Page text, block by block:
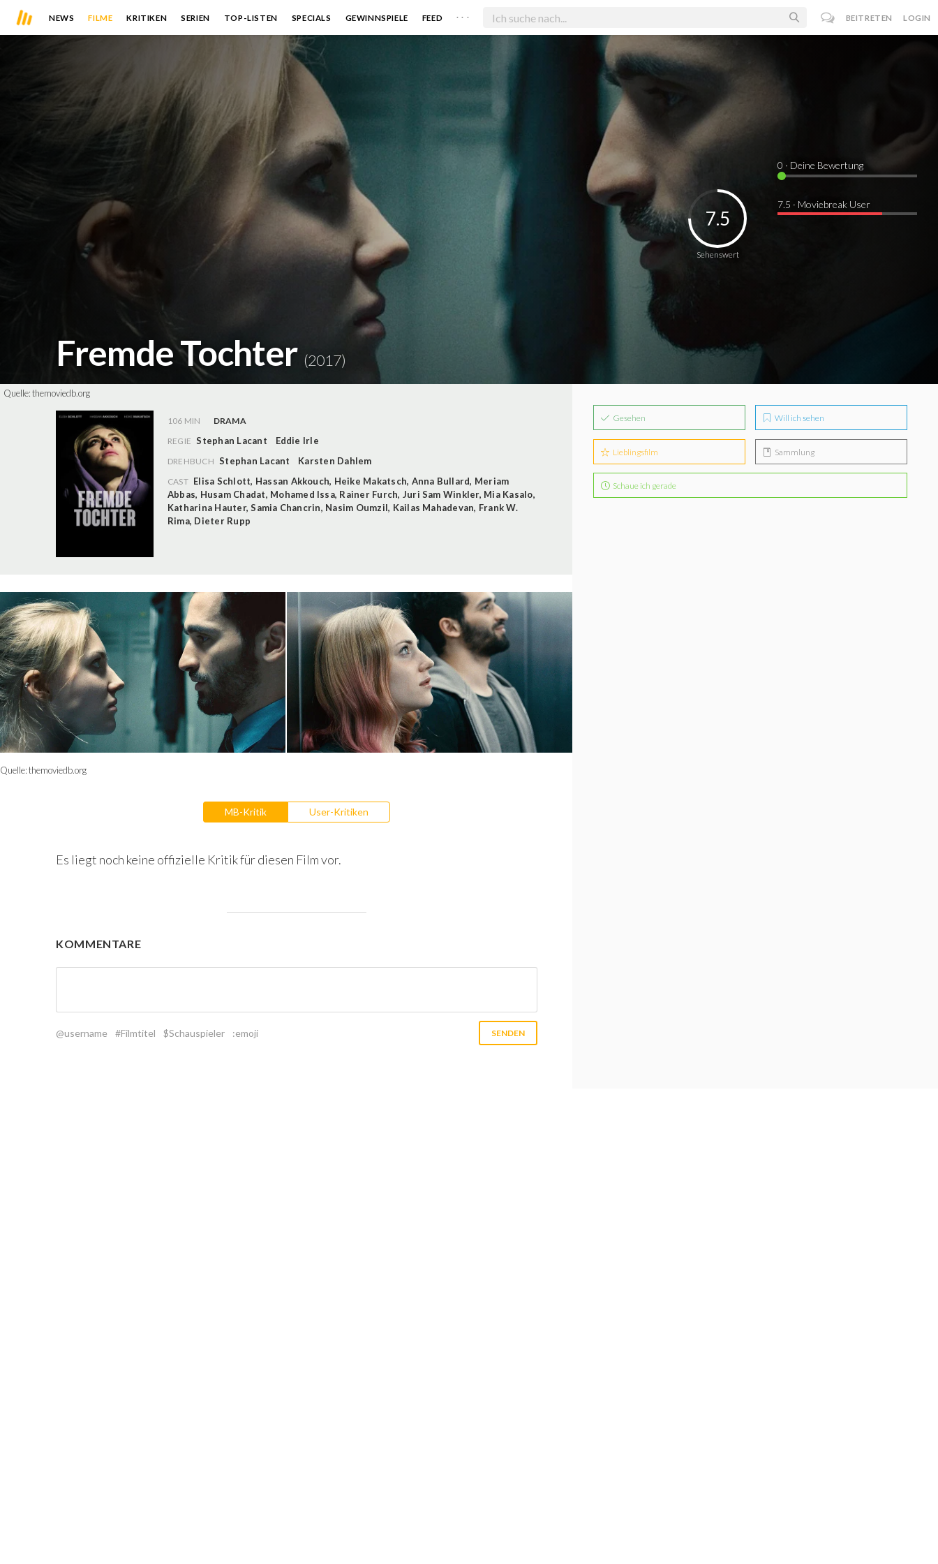
NEWS FILME KRITIKEN SERIEN TOP-LISTEN SPECIALS GEWINNSPIELE FEED . . . BEITRETEN LOGIN
Fremde Tochter (2017)
Sehenswert
7.5
0 · Deine Bewertung
7.5 · Moviebreak User
Quelle:themoviedb.org
106 MIN
DRAMA
REGIE Stephan Lacant Eddie Irle
DREHBUCH Stephan Lacant Karsten Dahlem
CAST Elisa Schlott, Hassan Akkouch, Heike Makatsch, Anna Bullard, Meriam
Abbas, Husam Chadat, Mohamed Issa, Rainer Furch, Juri Sam Winkler, Mia Kasalo,
Katharina Hauter,Samia Chancrin, Nasim Oumzil, Kailas Mahadevan, Frank W.
Rima, Dieter Rupp
Quelle:themoviedb.org
MB-Kritik User-Kritiken
Es liegt noch keine offizielle Kritik für diesen Film vor.
KOMMENTARE
@username #Filmtitel $Schauspieler :emoji
Gesehen Will ich sehen
Lieblingsfilm Sammlung
Schaue ich gerade